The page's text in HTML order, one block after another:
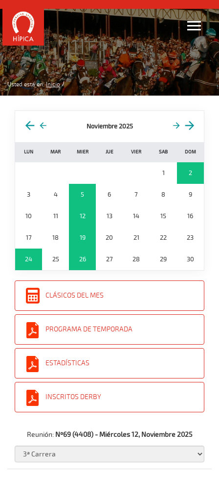
Usted está en: Inicio
Noviembre 2025
LUN MAR MIER JUE VIER SAB DOM
1 2
3 4 5 6 7 8 9
10 11 12 13 14 15 16
17 18 19 20 21 22 23
24 25 26 27 28 29 30
CLÁSICOS DEL MES
PROGRAMA DE TEMPORADA
ESTADÍSTICAS
INSCRITOS DERBY
Reunión: Nº69 (4408) - Miércoles 12, Noviembre 2025